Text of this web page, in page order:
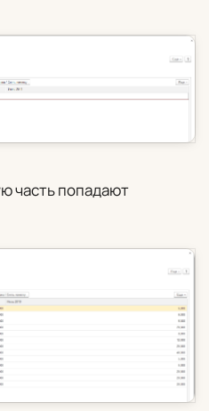
часть попадают